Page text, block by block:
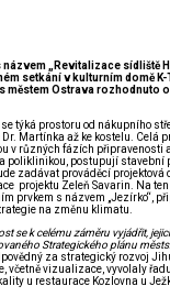
názvem „Revitalizace sídliště
setkání v kulturním domě
městem Ostrava rozhodnuto
se týká prostoru od nákupního
Martínka až ke kostelu. Celá
v různých fázích připravenosti
poliklinikou, postupují stavební
zadávat prováděcí projektová
projektu Zeleň Savarin. Na
prvkem s názvem „Jezírko“,
na změnu klimatu.
se k celému záměru vyjádřit,
Strategického plánu
za strategický rozvoj
včetně vizualizace, vyvolaly
u restaurace Kozlovna u